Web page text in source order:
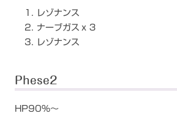
レゾナンス
ナーブガスｘ３
レゾナンス
Phese2
HP90％～